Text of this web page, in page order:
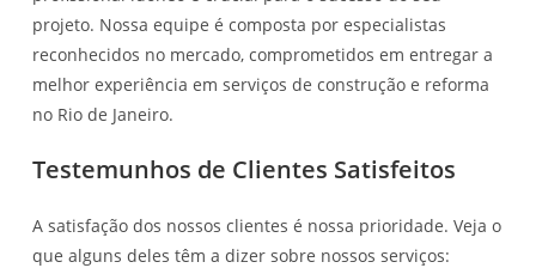
projeto. Nossa equipe é composta por especialistas
reconhecidos no mercado, comprometidos em entregar a
melhor experiência em serviços de construção e reforma
no Rio de Janeiro.
Testemunhos de Clientes Satisfeitos
A satisfação dos nossos clientes é nossa prioridade. Veja o
que alguns deles têm a dizer sobre nossos serviços: